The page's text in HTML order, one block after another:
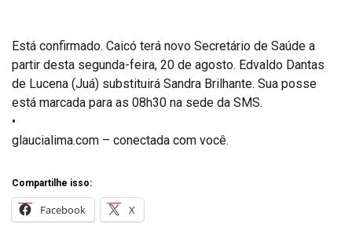
Está confirmado. Caicó terá novo Secretário de Saúde a
partir desta segunda-feira, 20 de agosto. Edvaldo Dantas
de Lucena (Juá) substituirá Sandra Brilhante. Sua posse
está marcada para as 08h30 na sede da SMS.
•
glaucialima.com – conectada com você.
Compartilhe isso:
Facebook X